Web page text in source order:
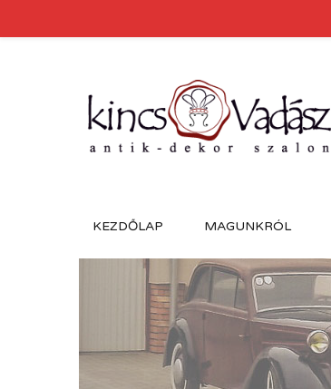
KEZDŐLAP MAGUNKRÓL